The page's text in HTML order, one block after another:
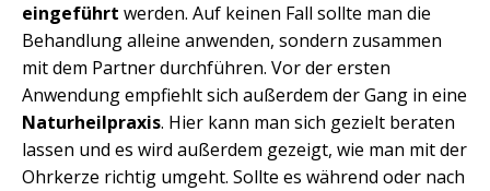
eingeführt werden. Auf keinen Fall sollte man die
Behandlung alleine anwenden, sondern zusammen
mit dem Partner durchführen. Vor der ersten
Anwendung empfiehlt sich außerdem der Gang in eine
Naturheilpraxis. Hier kann man sich gezielt beraten
lassen und es wird außerdem gezeigt, wie man mit der
Ohrkerze richtig umgeht. Sollte es während oder nach